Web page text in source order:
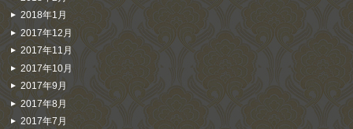
2018年1月
2017年12月
2017年11月
2017年10月
2017年9月
2017年8月
2017年7月